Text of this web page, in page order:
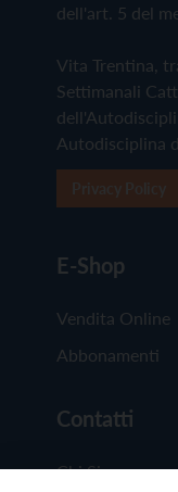
dell'art. 5 del
Vita Trentina,
Settimanali
Autodisciplina
E-Shop
Vendita Online
Abbonamenti
Contatti
Chi Siamo